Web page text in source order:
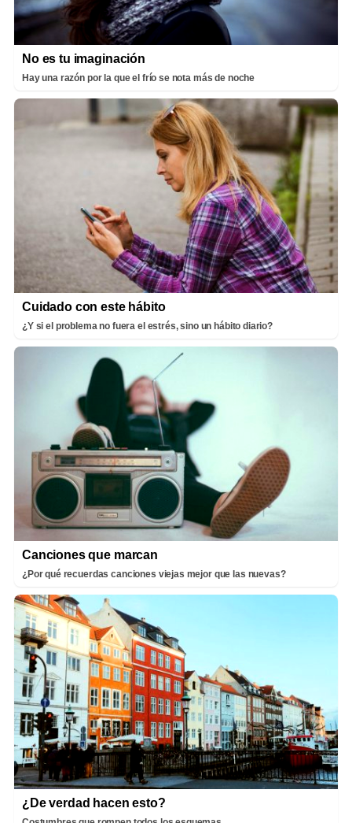
No es tu imaginación
Hay una razón por la que el frío se nota más de noche
Cuidado con este hábito
¿Y si el problema no fuera el estrés, sino un hábito diario?
Canciones que marcan
¿Por qué recuerdas canciones viejas mejor que las nuevas?
¿De verdad hacen esto?